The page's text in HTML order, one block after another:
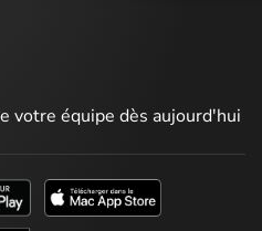
votre équipe dès aujourd'hui